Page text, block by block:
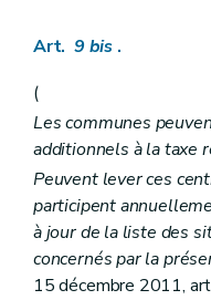
Art. 9bis .
(
Les communes
additionnels à la taxe
Peuvent lever ces
participent
à jour de la liste des
concernés par la
15 décembre 2011,